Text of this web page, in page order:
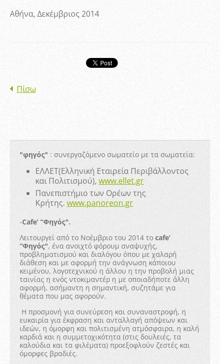
Αθήνα, Δεκέμβριος 2014
Πίσω
"φηγός" : συνεργαζόμενο σωματείο με τα σωματεία:
ΕΛΛΕΤ(Ελληνική Εταιρεία Περιβάλλοντος
και Πολιτισμού), www.ellet.gr
Πανεπιστήμιο των Ορέων της
Κρήτης. www.panoreon.gr
-Cafe’ “Φηγός".
Λειτουργεί από το Νοέμβριο του 2014 το cafe’
“Φηγός", ένα ανοιχτό φόρουμ αναψυχής,
προβληματισμού και διαλόγου όπου με χαλαρή
διάθεση και με αφορμή την ανάγνωση κάποιου
κειμένου, λογοτεχνικού η άλλου η την προβολή μιας
ταινίας η ενός ντοκιμαντέρ η με οποιαδήποτε άλλη
αφορμή, ασήμαντη η σημαντική, συζητάμε για
θέματα που μας αφορούν.
Η προσμονή για συνεύρεση και συναναστροφή, η
ευκαιρία για έκφραση και ανταλλαγή απόψεων και
ιδεών, η όμορφη και πολιτισμένη ατμόσφαιρα, η καλή
καρδιά και η συμμετοχικότητα (στις δουλειές, τα
καλούδια και τα φιλέματα) προεξοφλούν ζεστές και
όμορφες βραδιές.